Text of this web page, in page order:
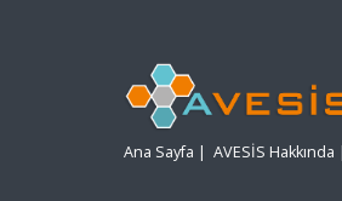
Ana Sayfa | AVESİS Hakkında